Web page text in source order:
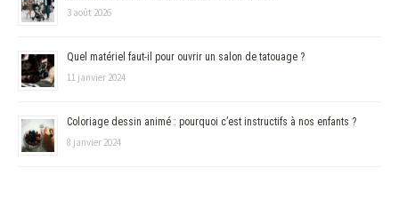
3 août 2026
Quel matériel faut-il pour ouvrir un salon de tatouage ?
11 janvier 2024
Coloriage dessin animé : pourquoi c’est instructifs à nos enfants ?
8 janvier 2024